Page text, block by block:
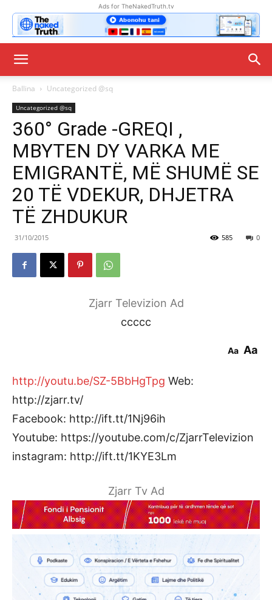
Ads for TheNakedTruth.tv
Ballina Uncategorized @sq
Uncategorized @sq
360° Grade -GREQI ,
MBYTEN DY VARKA ME
EMIGRANTË, MË SHUMË SE
20 TË VDEKUR, DHJETRA
TË ZHDUKUR
31/10/2015 0
585
Zjarr Televizion Ad
ccccc
Aa Aa
http://youtu.be/SZ-5BbHgTpg Web:
http://zjarr.tv/
Facebook: http://ift.tt/1Nj96ih
Youtube: https://youtube.com/c/ZjarrTelevizion
instagram: http://ift.tt/1KYE3Lm
Zjarr Tv Ad